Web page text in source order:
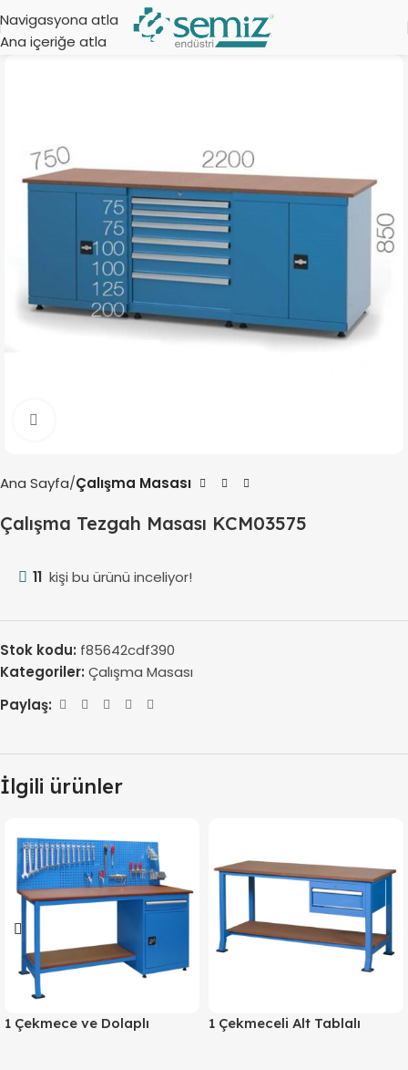
Navigasyona atla
Ana içeriğe atla
Ana Sayfa Çalışma Masası
Çalışma Tezgah Masası KCM03575
11 kişi bu ürünü inceliyor!
Stok kodu: f85642cdf390
Kategoriler: Çalışma Masası
Paylaş:
İlgili ürünler
1 Çekmece ve Dolaplı
1 Çekmeceli Alt Tablalı